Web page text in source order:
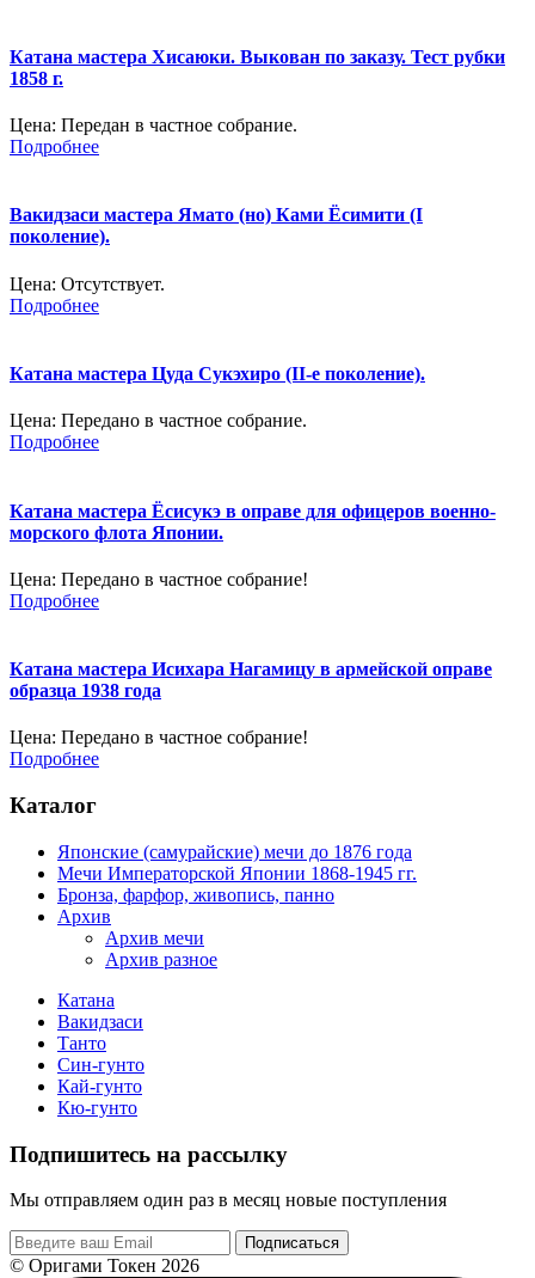
Катана мастера Хисаюки. Выкован по заказу. Тест рубки
1858 г.
Цена: Передан в частное собрание.
Подробнее
Вакидзаси мастера Ямато (но) Ками Ёсимити (I
поколение).
Цена: Отсутствует.
Подробнее
Катана мастера Цуда Сукэхиро (II-е поколение).
Цена: Передано в частное собрание.
Подробнее
Катана мастера Ёсисукэ в оправе для офицеров военно-
морского флота Японии.
Цена: Передано в частное собрание!
Подробнее
Катана мастера Исихара Нагамицу в армейской оправе
образца 1938 года
Цена: Передано в частное собрание!
Подробнее
Каталог
Японские (самурайские) мечи до 1876 года
Мечи Императорской Японии 1868-1945 гг.
Бронза, фарфор, живопись, панно
Архив
Архив мечи
Архив разное
Катана
Вакидзаси
Танто
Син-гунто
Кай-гунто
Кю-гунто
Подпишитесь на рассылку
Мы отправляем один раз в месяц новые поступления
Подписаться
© Оригами Токен 2026